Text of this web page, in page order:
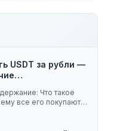
USDT за рубли —
Что такое
все его покупают 5